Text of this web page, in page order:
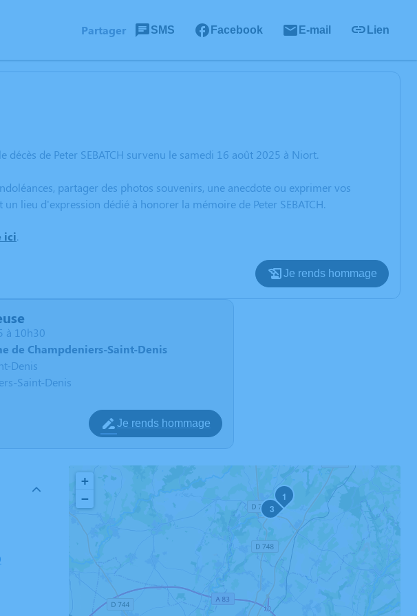
Partager SMS Facebook E-mail Lien
de Peter SEBATCH survenu le samedi 16 août 2025 à Niort.
partager des photos souvenirs, une anecdote ou exprimer vos
lieu d'expression dédié à honorer la mémoire de Peter SEBATCH.
ici.
Je rends hommage
à 10h30
de Champdeniers-Saint-Denis
Denis
Saint-Denis
Je rends hommage
1
3
+
−